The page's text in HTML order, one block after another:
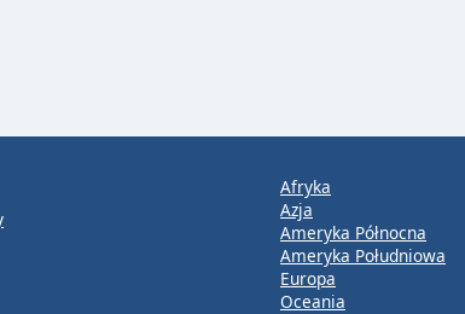
Afryka
Azja
Ameryka Północna
Ameryka Południowa
Europa
Oceania